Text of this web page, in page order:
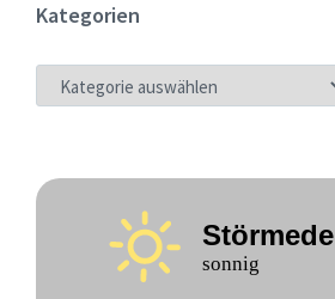
Kategorien
KATEGORIEN
Störmede
sonnig